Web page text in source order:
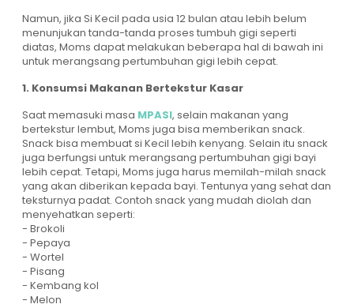
Namun, jika Si Kecil pada usia 12 bulan atau lebih belum
menunjukan tanda-tanda proses tumbuh gigi seperti
diatas, Moms dapat melakukan beberapa hal di bawah ini
untuk merangsang pertumbuhan gigi lebih cepat.
1. Konsumsi Makanan Bertekstur Kasar
Saat memasuki masa MPASI, selain makanan yang
bertekstur lembut, Moms juga bisa memberikan snack.
Snack bisa membuat si Kecil lebih kenyang. Selain itu snack
juga berfungsi untuk merangsang pertumbuhan gigi bayi
lebih cepat. Tetapi, Moms juga harus memilah-milah snack
yang akan diberikan kepada bayi. Tentunya yang sehat dan
teksturnya padat. Contoh snack yang mudah diolah dan
menyehatkan seperti:
- Brokoli
- Pepaya
- Wortel
- Pisang
- Kembang kol
- Melon